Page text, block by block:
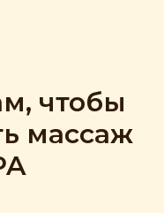
чтобы
массаж